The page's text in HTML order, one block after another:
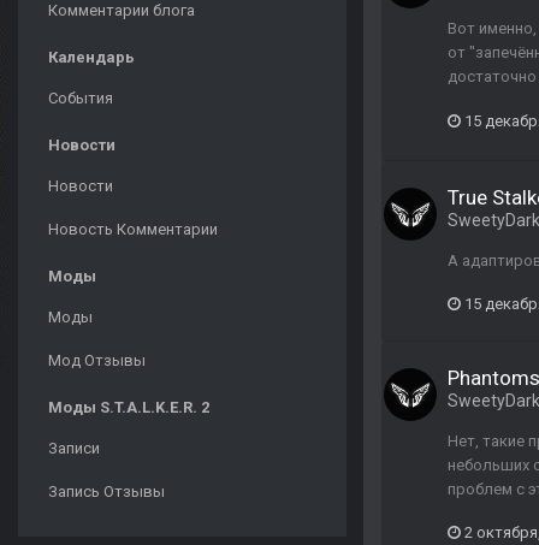
Комментарии блога
Календарь
События
Новости
Новости
Новость Комментарии
Моды
Моды
Мод Отзывы
Моды S.T.A.L.K.E.R. 2
Записи
Запись Отзывы
Вот
от
15
True
А
15
Нет, такие
небольших
проблем с
2